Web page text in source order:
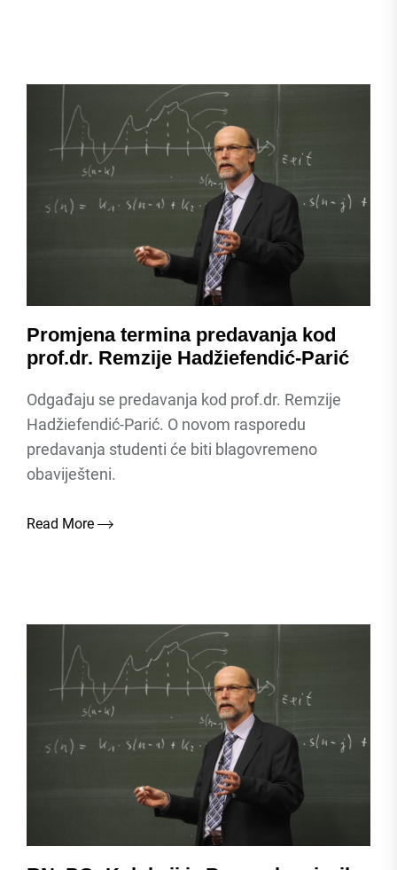
Promjena termina predavanja kod
prof.dr. Remzije Hadžiefendić-Parić
Odgađaju se predavanja kod prof.dr. Remzije
Hadžiefendić-Parić. O novom rasporedu
predavanja studenti će biti blagovremeno
obaviješteni.
Read More